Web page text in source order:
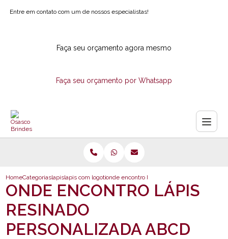
Entre em contato com um de nossos especialistas!
Faça seu orçamento agora mesmo
Faça seu orçamento por Whatsapp
HomeCategoriaslapislapis com logotipoonde encontro lapis resinado personalizada
ONDE ENCONTRO LÁPIS
RESINADO
PERSONALIZADA ABCD